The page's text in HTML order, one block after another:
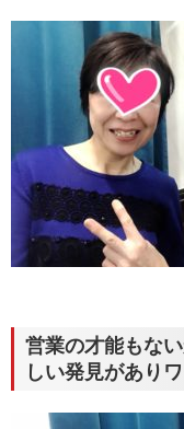
営業の才能もな
しい発見があり